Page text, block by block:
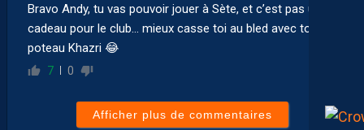
Bravo Andy, tu vas pouvoir jouer à Sète, et c’est pas un
cadeau pour le club… mieux casse toi au bled avec ton
poteau Khazri 😂
7 0
Afficher plus de commentaires